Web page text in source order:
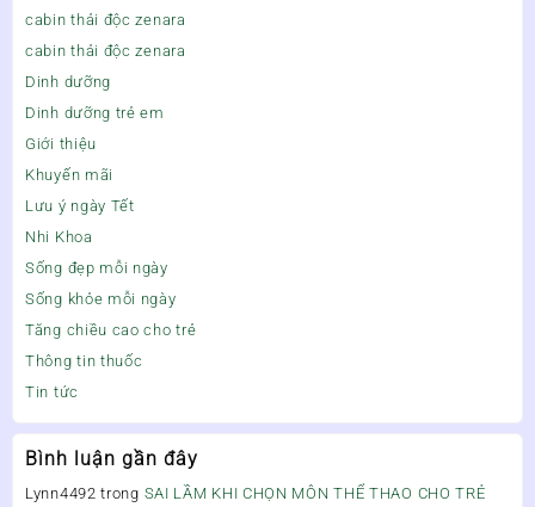
cabin thải độc zenara
cabin thải độc zenara
Dinh dưỡng
Dinh dưỡng trẻ em
Giới thiệu
Khuyến mãi
Lưu ý ngày Tết
Nhi Khoa
Sống đẹp mỗi ngày
Sống khỏe mỗi ngày
Tăng chiều cao cho trẻ
Thông tin thuốc
Tin tức
Bình luận gần đây
Lynn4492 trong SAI LẦM KHI CHỌN MÔN THỂ THAO CHO TRẺ